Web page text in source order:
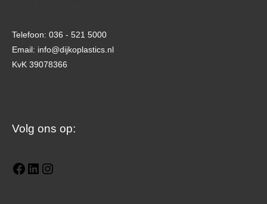
Telefoon: 036 - 521 5000
Email: info@dijkoplastics.nl
KvK 39078366
Volg ons op:
Facebook
LinkedIn
Instagram